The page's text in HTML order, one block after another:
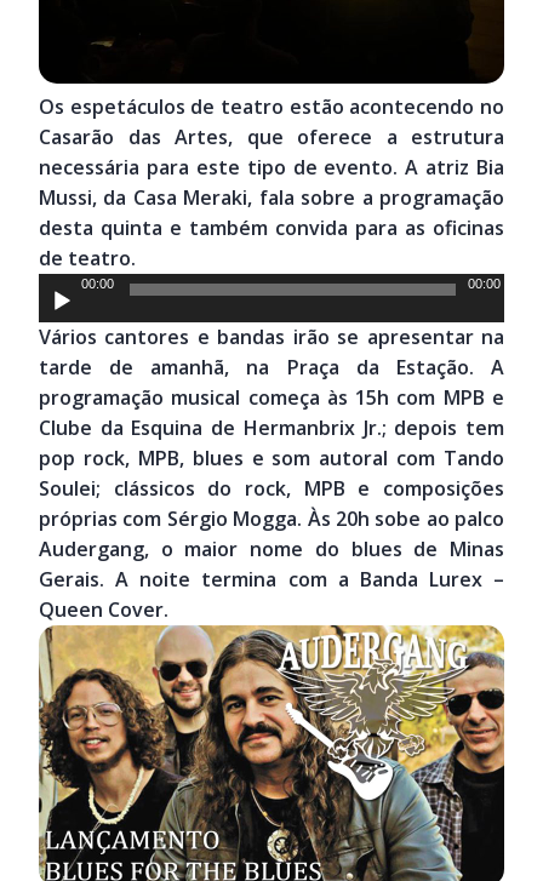
Os espetáculos de teatro estão acontecendo no
Casarão das Artes, que oferece a estrutura
necessária para este tipo de evento. A atriz Bia
Mussi, da Casa Meraki, fala sobre a programação
desta quinta e também convida para as oficinas
de teatro.
Tocador
de
áudio
00:00 00:00
Vários cantores e bandas irão se apresentar na
tarde de amanhã, na Praça da Estação. A
programação musical começa às 15h com MPB e
Clube da Esquina de Hermanbrix Jr.; depois tem
pop rock, MPB, blues e som autoral com Tando
Soulei; clássicos do rock, MPB e composições
próprias com Sérgio Mogga. Às 20h sobe ao palco
Audergang, o maior nome do blues de Minas
Gerais. A noite termina com a Banda Lurex –
Queen Cover.